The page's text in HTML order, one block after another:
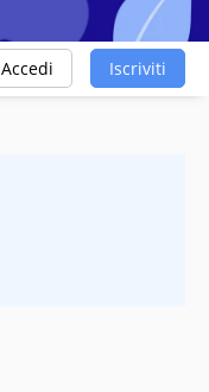
Accedi Iscriviti